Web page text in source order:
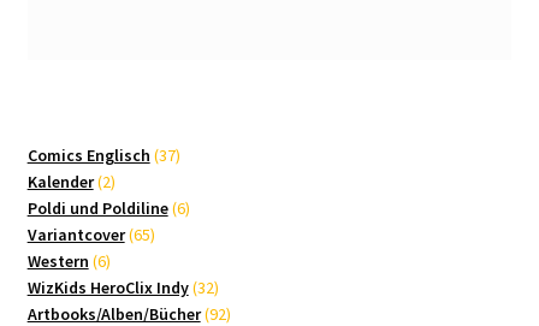
Comics Englisch 3737
Kalender 22
Produkte
Poldi und Poldiline 66
Variantcover 6565
Western 66
Produkte
WizKids HeroClix Indy 3232
Produkte
Artbooks/Alben/Bücher 9292